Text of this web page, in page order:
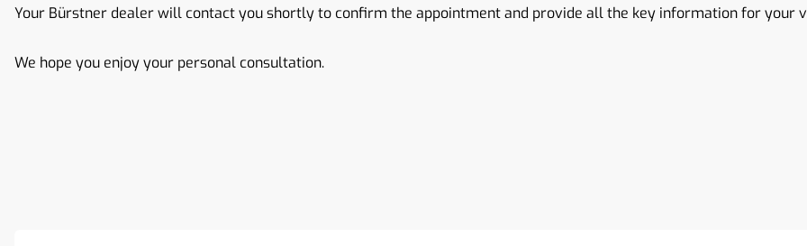
Your Bürstner dealer will contact you shortly to confirm the appointment and provide all the key information for your
We hope you enjoy your personal consultation.